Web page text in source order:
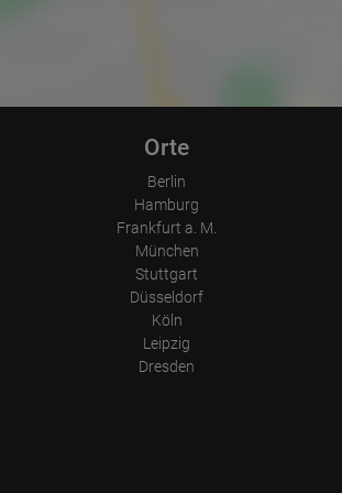
Orte
Berlin
Hamburg
Frankfurt a. M.
München
Stuttgart
Düsseldorf
Köln
Leipzig
Dresden